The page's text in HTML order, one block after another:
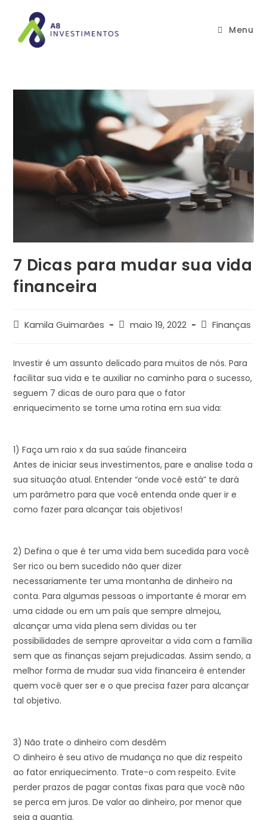
Menu
7 Dicas para mudar sua vida
financeira
Kamila Guimarães maio 19, 2022 Finanças
Investir é um assunto delicado para muitos de nós. Para
facilitar sua vida e te auxiliar no caminho para o sucesso,
seguem 7 dicas de ouro para que o fator
enriquecimento se torne uma rotina em sua vida:
1) Faça um raio x da sua saúde financeira
Antes de iniciar seus investimentos, pare e analise toda a
sua situação atual. Entender “onde você está” te dará
um parâmetro para que você entenda onde quer ir e
como fazer para alcançar tais objetivos!
2) Defina o que é ter uma vida bem sucedida para você
Ser rico ou bem sucedido não quer dizer
necessariamente ter uma montanha de dinheiro na
conta. Para algumas pessoas o importante é morar em
uma cidade ou em um país que sempre almejou,
alcançar uma vida plena sem dividas ou ter
possibilidades de sempre aproveitar a vida com a família
sem que as finanças sejam prejudicadas. Assim sendo, a
melhor forma de mudar sua vida financeira é entender
quem você quer ser e o que precisa fazer para alcançar
tal objetivo.
3) Não trate o dinheiro com desdém
O dinheiro é seu ativo de mudança no que diz respeito
ao fator enriquecimento. Trate-o com respeito. Evite
perder prazos de pagar contas fixas para que você não
se perca em juros. De valor ao dinheiro, por menor que
seja a quantia.